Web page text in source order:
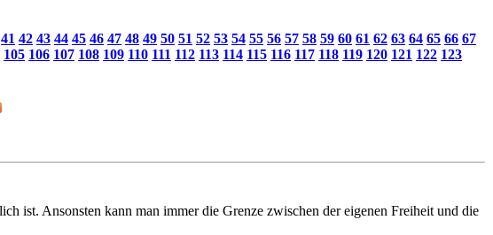
41 42 43 44 45 46 47 48 49 50 51 52 53 54 55 56 57 58 59 60 61 62 63 64 65 66 67
105 106 107 108 109 110 111 112 113 114 115 116 117 118 119 120 121 122 123
ist. Ansonsten kann man immer die Grenze zwischen der eigenen Freiheit und die